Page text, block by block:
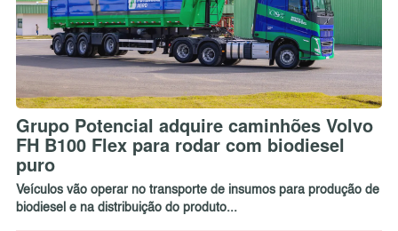
Grupo Potencial adquire caminhões Volvo
FH B100 Flex para rodar com biodiesel
puro
Veículos vão operar no transporte de insumos para produção de
biodiesel e na distribuição do produto...